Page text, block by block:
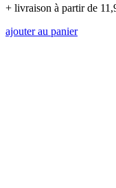
+ livraison à partir de
ajouter au panier